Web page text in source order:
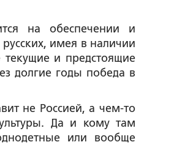
на обеспечении и
имея в наличии
и предстоящие
долгие годы победа в
не Россией, а чем-то
Да и кому там
или вообще